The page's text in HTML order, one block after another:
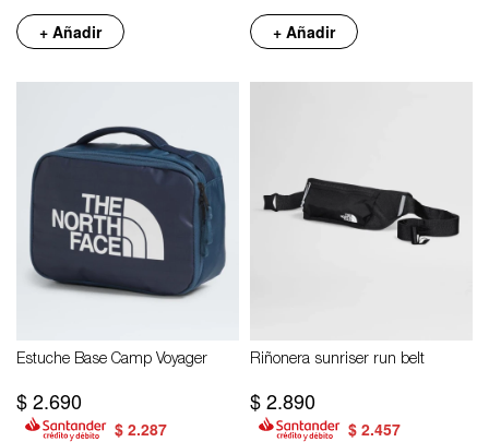
+ Añadir + Añadir
Estuche Base Camp Voyager
$2.690
$ 2.287
Riñonera sunriser run belt
$2.890
$ 2.457